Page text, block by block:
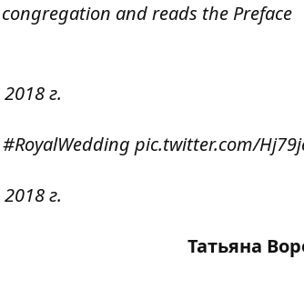
and reads the Preface
г.
#RoyalWedding pic.twitter.com/
г.
Татьяна